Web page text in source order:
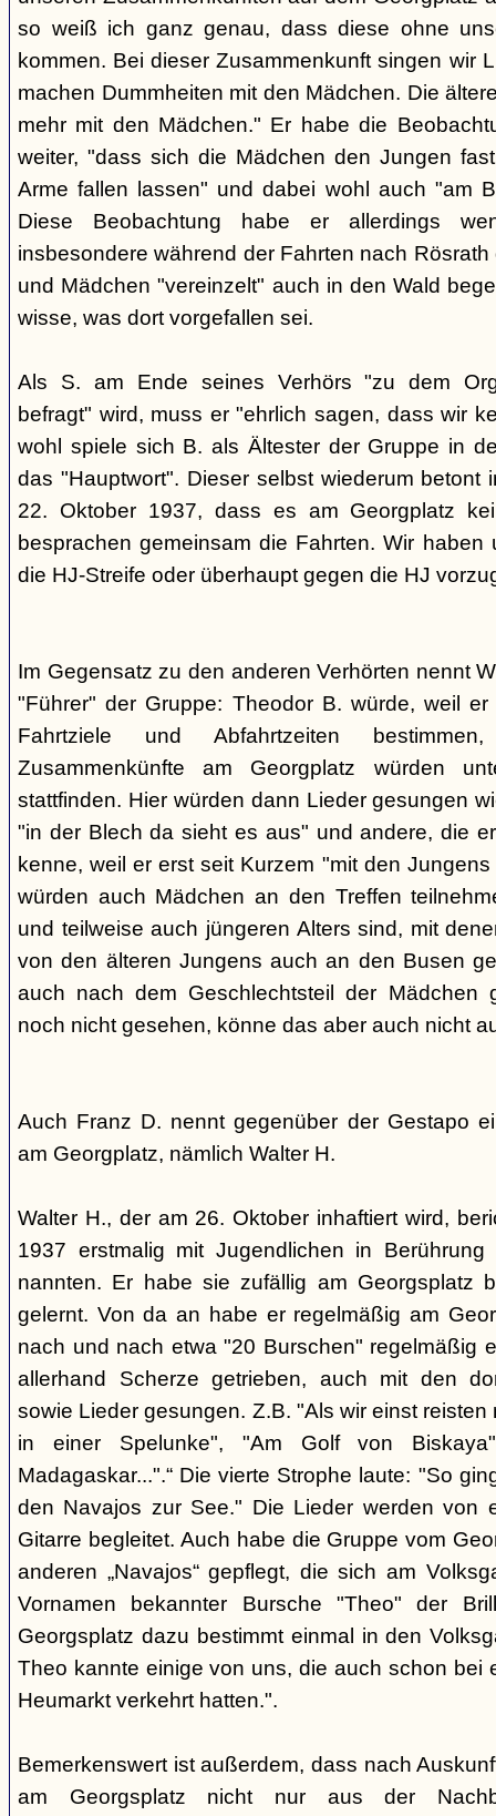
so weiß ich ganz genau, dass diese ohne
kommen. Bei dieser Zusammenkunft singen wir
machen Dummheiten mit den Mädchen. Die
mehr mit den Mädchen." Er habe die
weiter, "dass sich die Mädchen den Jungen
Arme fallen lassen" und dabei wohl auch "am
Diese Beobachtung habe er allerdings
insbesondere während der Fahrten nach
und Mädchen "vereinzelt" auch in den Wald
wisse, was dort vorgefallen sei.
Als S. am Ende seines Verhörs "zu dem
befragt" wird, muss er "ehrlich sagen, dass wir
wohl spiele sich B. als Ältester der Gruppe in
das "Hauptwort". Dieser selbst wiederum betont
22. Oktober 1937, dass es am Georgplatz
besprachen gemeinsam die Fahrten. Wir
die HJ-Streife oder überhaupt gegen die HJ
Im Gegensatz zu den anderen Verhörten nennt
"Führer" der Gruppe: Theodor B. würde, weil
Fahrtziele und Abfahrtzeiten
Zusammenkünfte am Georgplatz würden
stattfinden. Hier würden dann Lieder gesungen
"in der Blech da sieht es aus" und andere, die
kenne, weil er erst seit Kurzem "mit den
würden auch Mädchen an den Treffen
und teilweise auch jüngeren Alters sind, mit
von den älteren Jungens auch an den Busen
auch nach dem Geschlechtsteil der Mädchen
noch nicht gesehen, könne das aber auch nicht
Auch Franz D. nennt gegenüber der Gestapo
am Georgplatz, nämlich Walter H.
Walter H., der am 26. Oktober inhaftiert wird,
1937 erstmalig mit Jugendlichen in
nannten. Er habe sie zufällig am Georgsplatz
gelernt. Von da an habe er regelmäßig am
nach und nach etwa "20 Burschen" regelmäßig
allerhand Scherze getrieben, auch mit den
sowie Lieder gesungen. Z.B. "Als wir einst
in einer Spelunke", "Am Golf von
Madagaskar...".“ Die vierte Strophe laute: "So
den Navajos zur See." Die Lieder werden von
Gitarre begleitet. Auch habe die Gruppe vom
anderen „Navajos“ gepflegt, die sich am
Vornamen bekannter Bursche "Theo" der
Georgsplatz dazu bestimmt einmal in den
Theo kannte einige von uns, die auch schon bei
Heumarkt verkehrt hatten.".
Bemerkenswert ist außerdem, dass nach
am Georgsplatz nicht nur aus der